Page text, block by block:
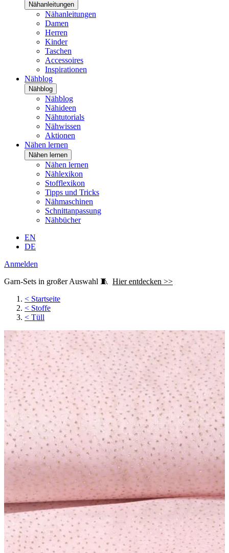
Nähanleitungen
Nähanleitungen
Damen
Herren
Kinder
Taschen
Accessoires
Inspirationen
Nähblog
Nähblog
Nähblog
Nähideen
Nähtutorials
Nähwissen
Aktionen
Nähen lernen
Nähen lernen
Nähen lernen
Nählexikon
Stofflexikon
Tipps und Tricks
Nähmaschinen
Schnittanpassung
Nähbücher
EN
DE
Anmelden
Garn-Sets in großer Auswahl 🧵 Hier entdecken >>
< Startseite
< Stoffe
< Tüll